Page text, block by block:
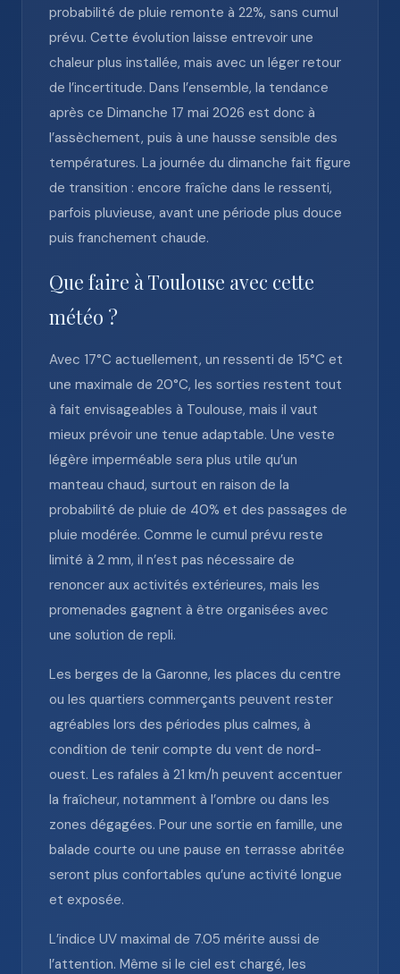
probabilité de pluie remonte à 22%, sans cumul
prévu. Cette évolution laisse entrevoir une
chaleur plus installée, mais avec un léger retour
de l’incertitude. Dans l’ensemble, la tendance
après ce Dimanche 17 mai 2026 est donc à
l’assèchement, puis à une hausse sensible des
températures. La journée du dimanche fait figure
de transition : encore fraîche dans le ressenti,
parfois pluvieuse, avant une période plus douce
puis franchement chaude.
Que faire à Toulouse avec cette
météo ?
Avec 17°C actuellement, un ressenti de 15°C et
une maximale de 20°C, les sorties restent tout
à fait envisageables à Toulouse, mais il vaut
mieux prévoir une tenue adaptable. Une veste
légère imperméable sera plus utile qu’un
manteau chaud, surtout en raison de la
probabilité de pluie de 40% et des passages de
pluie modérée. Comme le cumul prévu reste
limité à 2 mm, il n’est pas nécessaire de
renoncer aux activités extérieures, mais les
promenades gagnent à être organisées avec
une solution de repli.
Les berges de la Garonne, les places du centre
ou les quartiers commerçants peuvent rester
agréables lors des périodes plus calmes, à
condition de tenir compte du vent de nord-
ouest. Les rafales à 21 km/h peuvent accentuer
la fraîcheur, notamment à l’ombre ou dans les
zones dégagées. Pour une sortie en famille, une
balade courte ou une pause en terrasse abritée
seront plus confortables qu’une activité longue
et exposée.
L’indice UV maximal de 7.05 mérite aussi de
l’attention. Même si le ciel est chargé, les